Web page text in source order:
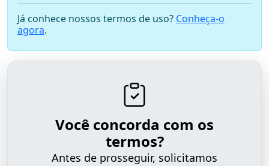
Já conhece nossos termos de uso? Conheça-o
agora.
Você concorda com os
termos?
Antes de prosseguir, solicitamos